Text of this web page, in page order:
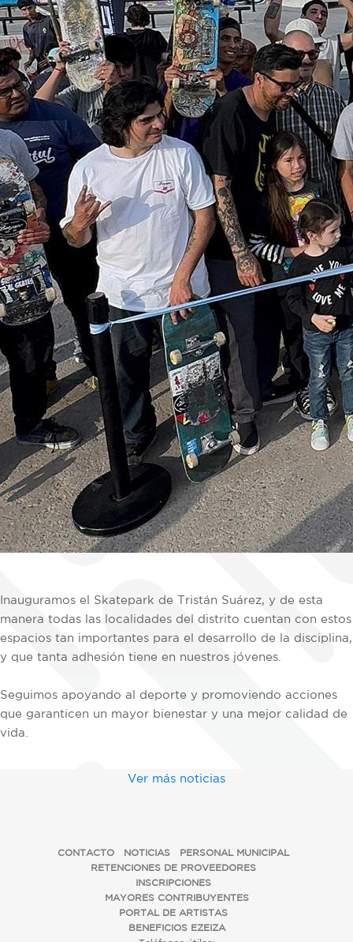
Inauguramos el Skatepark de Tristán Suárez, y de esta
manera todas las localidades del distrito cuentan con estos
espacios tan importantes para el desarrollo de la disciplina,
y que tanta adhesión tiene en nuestros jóvenes.
Seguimos apoyando al deporte y promoviendo acciones
que garanticen un mayor bienestar y una mejor calidad de
vida.
Ver más noticias
CONTACTO NOTICIAS
PERSONAL MUNICIPAL
RETENCIONES DE PROVEEDORES
INSCRIPCIONES
MAYORES CONTRIBUYENTES
PORTAL DE ARTISTAS
BENEFICIOS EZEIZA